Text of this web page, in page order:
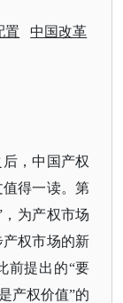
置 中国改革
，中国产权
得一读。第
为产权市场
权市场的新
前提出的“要
产权价值”的